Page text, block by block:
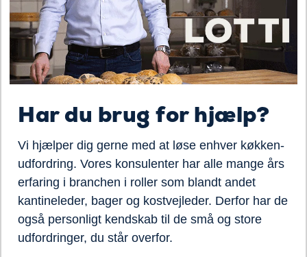
Har du brug for hjælp?
Vi hjælper dig gerne med at løse enhver køkken-
udfordring. Vores konsulenter har alle mange års
erfaring i branchen i roller som blandt andet
kantineleder, bager og kostvejleder. Derfor har de
også personligt kendskab til de små og store
udfordringer, du står overfor.